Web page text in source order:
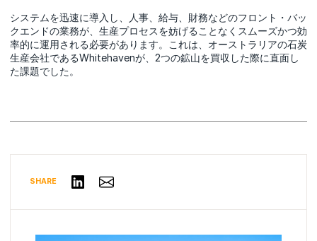
SHARE リンクトインで共有する
Share via Email
システムを迅速に導入し、人事、給与、財務などのフロント・バッ
クエンドの業務が、生産プロセスを妨げることなくスムーズかつ効
率的に運用される必要があります。これは、オーストラリアの石炭
生産会社であるWhitehavenが、2つの鉱山を買収した際に直面し
た課題でした。